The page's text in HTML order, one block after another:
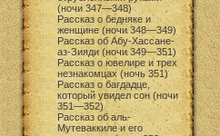
(ночи 347—348)
Рассказ о бедняке и
женщине (ночи 348—349)
Рассказ об Абу-Хассане-
аз-Зияди (ночи 349—351)
Рассказ о ювелире и трех
незнакомцах (ночь 351)
Рассказ о багдадце,
который увидел сон (ночи
351—352)
Рассказ об аль-
Мутеваккиле и его